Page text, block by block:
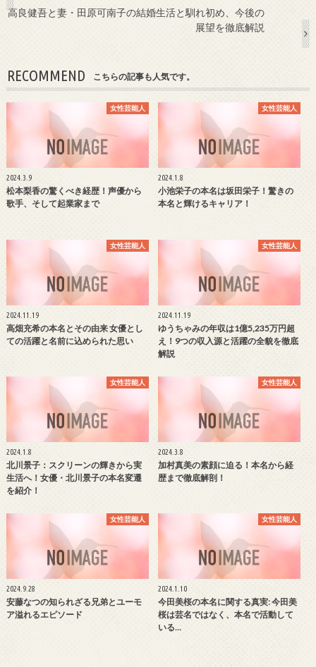
高良健吾と妻・田原可南子の結婚生活と馴れ初め、今後の
展望を徹底解説
RECOMMEND こちらの記事も人気です。
女性芸能人
2024.3.9
松本梨香の驚くべき経歴！声優から
歌手、そして起業家まで
女性芸能人
2024.1.8
小池栄子の本名は坂田栄子！驚きの
本名と輝けるキャリア！
女性芸能人
2024.11.19
高畑充希の本名とその由来 女優とし
ての活躍と名前に込められた思い
女性芸能人
2024.11.19
ゆうちゃみの年収は1億5,235万円超
え！9つの収入源と活躍の全貌を徹底
解説
女性芸能人
2024.1.8
北川景子：スクリーンの輝きから実
生活へ！女優・北川景子の本名変遷
を紹介！
女性芸能人
2024.3.8
加村真美の素顔に迫る！本名から経
歴まで徹底解剖！
女性芸能人
2024.9.28
安藤なつの知られざる兄弟とユーモ
ア溢れるエピソード
女性芸能人
2024.1.10
今田美桜の本名に関する真実: 今田美
桜は芸名ではなく、本名で活動して
いる…